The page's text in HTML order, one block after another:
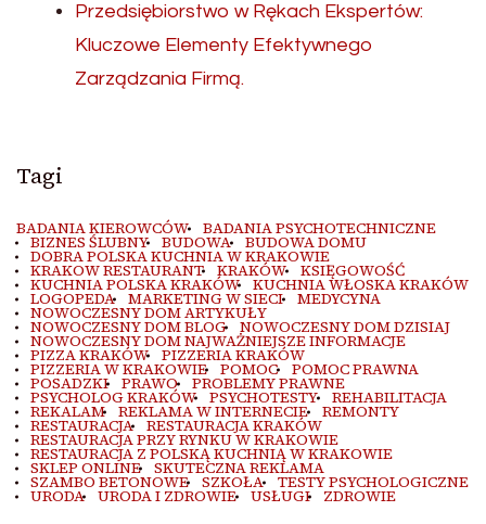
Przedsiębiorstwo w Rękach Ekspertów:
Kluczowe Elementy Efektywnego
Zarządzania Firmą.
Tagi
BADANIA KIEROWCÓW BADANIA PSYCHOTECHNICZNE
BIZNES ŚLUBNY BUDOWA BUDOWA DOMU
DOBRA POLSKA KUCHNIA W KRAKOWIE
KRAKOW RESTAURANT KRAKÓW KSIĘGOWOŚĆ
KUCHNIA POLSKA KRAKÓW KUCHNIA WŁOSKA KRAKÓW
LOGOPEDA MARKETING W SIECI MEDYCYNA
NOWOCZESNY DOM ARTYKUŁY
NOWOCZESNY DOM BLOG NOWOCZESNY DOM DZISIAJ
NOWOCZESNY DOM NAJWAŻNIEJSZE INFORMACJE
PIZZA KRAKÓW PIZZERIA KRAKÓW
PIZZERIA W KRAKOWIE POMOC POMOC PRAWNA
POSADZKI PRAWO PROBLEMY PRAWNE
PSYCHOLOG KRAKÓW PSYCHOTESTY REHABILITACJA
REKALAM REKLAMA W INTERNECIE REMONTY
RESTAURACJA RESTAURACJA KRAKÓW
RESTAURACJA PRZY RYNKU W KRAKOWIE
RESTAURACJA Z POLSKĄ KUCHNIĄ W KRAKOWIE
SKLEP ONLINE SKUTECZNA REKLAMA
SZAMBO BETONOWE SZKOŁA TESTY PSYCHOLOGICZNE
URODA URODA I ZDROWIE USŁUGI ZDROWIE